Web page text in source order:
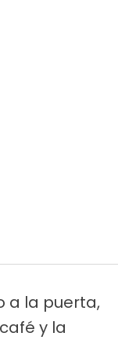
a la puerta,
y la